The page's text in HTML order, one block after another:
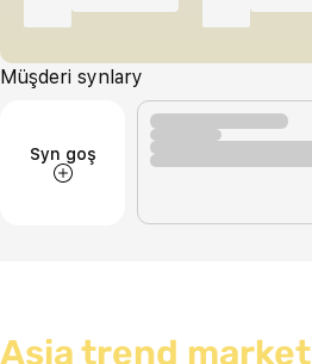
Müşderi synlary
Syn goş
Asia trend market